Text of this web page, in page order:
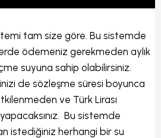
tam size göre. Bu sistemde
ödemeniz gerekmeden aylık
suyuna sahip olabilirsiniz.
de sözleşme süresi boyunca
ve Türk Lirası
Bu sistemde
istediğiniz herhangi bir su